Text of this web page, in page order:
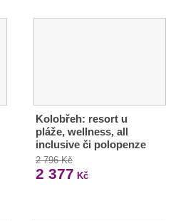
Kolobřeh: resort u
pláže, wellness, all
inclusive či polopenze
2 796 Kč
2 377 Kč